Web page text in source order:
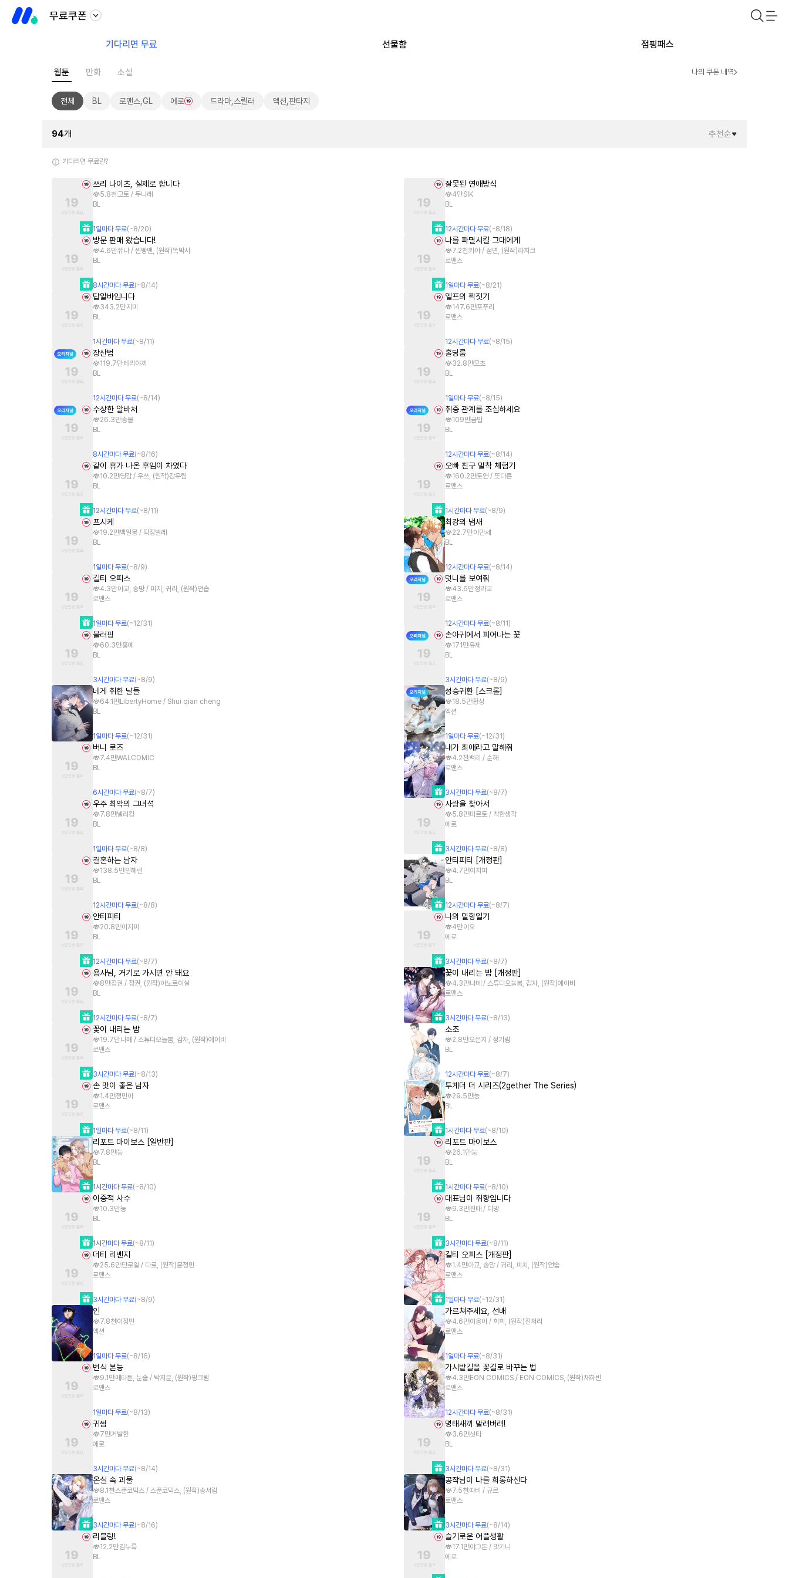
무료쿠폰
기다리면 무료 선물함 점핑패스
웹툰 만화 소설 나의 쿠폰 내역
전체 BL 로맨스,GL 에로 드라마,스릴러 액션,판타지
94개 추천순
기다리면 무료란?
쓰리 나이츠, 실제로 합니다
5.8천고토 / 두나래
BL
1 일마다 무료(~8/20)
잘못된 연애방식
4만SIK
BL
12시간마다 무료(~8/18)
방문 판매 왔습니다!
4.6만쮸냐 / 찐빵맨, (원작)똑박사
BL
8시간마다 무료(~8/14)
나를 파멸시킬 그대에게
7.2천 카야 / 점면, (원작)라치크
로맨스
1 일마다 무료(~8/21 )
탑알바입니다
343.2만지미
BL
1시간마다 무료(~8/11 )
엘프의 짝짓기
147.6만포푸리
로맨스
12시간마다 무료(~8/15)
장산범
119.7만테리야끼
BL
12시간마다 무료(~8/14)
홀딩룸
32.8만모초
BL
1 일마다 무료(~8/15)
수상한 알바처
26.3만송물
BL
8시간마다 무료(~8/16)
취중 관계를 조심하세요
109만금밥
BL
12시간마다 무료(~8/14)
같이 휴가 나온 후임이 차였다
10.2만영감 / 우쓰, (원작)강우림
BL
12시간마다 무료(~8/11 )
오빠 친구 밀착 체험기
160.2만토연 / 또다른
로맨스
1시간마다 무료(~8/9)
프시케
19.2만백일몽 / 딱정벌레
BL
1 일마다 무료(~8/9)
최강의 냄새
22.7만이만세
BL
12시간마다 무료(~8/14)
길티 오피스
4.3만아교, 송망 / 피치, 귀리, (원작)언솝
로맨스
1 일마다 무료(~12/31 )
덧니를 보여줘
43.6만정라교
로맨스
12시간마다 무료(~8/11 )
블러핑
60.3만홍예
BL
3시간마다 무료(~8/9)
손아귀에서 피어나는 꽃
171만유제
BL
3시간마다 무료(~8/9)
네게 취한 날들
64.1만 LibertyHome / Shui qian cheng
BL
1 일마다 무료(~12/31 )
성승귀환 [스크롤]
18.5만황성
액션
1 일마다 무료(~12/31 )
버니 로즈
7.4만WALCOMIC
BL
6시간마다 무료(~8/7)
내가 최애라고 말해줘
4.2천 백리 / 순해
로맨스
3시간마다 무료(~8/7)
우주 최악의 그녀석
7.8만넬리캉
BL
1 일마다 무료(~8/8)
사랑을 찾아서
5.8만미르토 / 착한생각
에로
3시간마다 무료(~8/8)
결혼하는 남자
138.5만인혜린
BL
12시간마다 무료(~8/8)
안티피티 [개정판]
4.7만이지피
BL
12시간마다 무료(~8/7)
안티피티
20.8만이지피
BL
12시간마다 무료(~8/7)
나의 밀항일기
4만이오
에로
3시간마다 무료(~8/7)
용사님, 거기로 가시면 안 돼요
8만정권 / 정권, (원작)아노르이실
BL
12시간마다 무료(~8/7)
꽃이 내리는 밤 [개정판]
4.3만나메 / 스튜디오늘봄, 감자, (원작)에이비
로맨스
3시간마다 무료(~8/13)
꽃이 내리는 밤
19.7만나메 / 스튜디오늘봄, 감자, (원작)에이비
로맨스
3시간마다 무료(~8/13)
소조
2.8만오은지 / 정기림
BL
12시간마다 무료(~8/7)
손 맛이 좋은 남자
1.4만정민아
로맨스
1 일마다 무료(~8/11 )
투게더 더 시리즈(2gether The Series)
29.5만눙
BL
1시간마다 무료(~8/10)
리포트 마이보스 [일반판]
7.8만눙
BL
1시간마다 무료(~8/10)
리포트 마이보스
26.1만눙
BL
1시간마다 무료(~8/10)
이중적 사수
10.3만눙
BL
1시간마다 무료(~8/11 )
대표님이 취향입니다
9.3만진태 / 디망
BL
3시간마다 무료(~8/11 )
더티 리벤지
25.6만단로일 / 다로, (원작)문정민
로맨스
3시간마다 무료(~8/9)
길티 오피스 [개정판]
1.4만아교, 송망 / 귀리, 피치, (원작)언솝
로맨스
1 일마다 무료(~12/31 )
인
7.8천 이정민
액션
1 일마다 무료(~8/16)
가르쳐주세요, 선배
4.6만이응이 / 희희, (원작)진저리
로맨스
1 일마다 무료(~8/31 )
번식 본능
9.1만메타툰, 눈솔 / 박지윤, (원작)핑크림
로맨스
1 일마다 무료(~8/13)
가시밭길을 꽃길로 바꾸는 법
4.3만 EON COMICS / EON COMICS, (원작)채하빈
로맨스
12시간마다 무료(~8/31 )
귀썸
7만거발한
에로
3시간마다 무료(~8/14)
명태새끼 말려버려!
3.6만싯타
BL
3시간마다 무료(~8/31 )
온실 속 괴물
8.1천스푼코믹스 / 스푼코믹스, (원작)송서림
로맨스
3시간마다 무료(~8/16)
공작님이 나를 희롱하신다
7.5천 따비 / 규르
로맨스
3시간마다 무료(~8/14)
리블링!
12.2만김누룩
BL
슬기로운 어플생활
17.1만야그돈 / 맛기니
에로